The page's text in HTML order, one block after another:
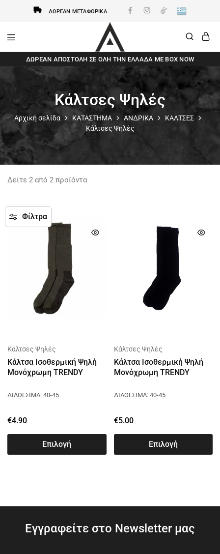
ΔΩΡΕΆΝ ΜΕΤΑΦΟΡΙΚΆ
AxidWear
Παιδικά
,
Γυναικεία
Ανδρικά
Axidwear
ΔΩΡΕΆΝ ΑΠΟΣΤΟΛΗ ΣΕ ΌΛΗ ΤΗΝ ΕΛΛΆΔΑ ΜΕ BOX NOW
Αρχική σελίδα ΚΑΤΑΣΤΗΜΑ ΑΝΔΡΙΚΑ
ΚΑΛΤΣΕΣ
Κάλτσες Ψηλές
Κάλτσες Ψηλές
Φίλτρα
Δείτε 2 από 2 προϊόντα
Κάλτσες Ψηλές
Κάλτσα Ισοθερμική Ψηλή
Μονόχρωμη TRENDY
ΔΙΑΘΕΣΙΜΑ: 40-45
€4.90
Επιλογή
Κάλτσες Ψηλές
Κάλτσα Ισοθερμική Ψηλή
Μονόχρωμη TRENDY
ΔΙΑΘΕΣΙΜΑ: 40-45
€5.00
Επιλογή
Εγγραφείτε στο Newsletter μας